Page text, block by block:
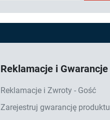
Reklamacje i Gwarancje
Reklamacje i Zwroty - Gość
Zarejestruj gwarancję produktu